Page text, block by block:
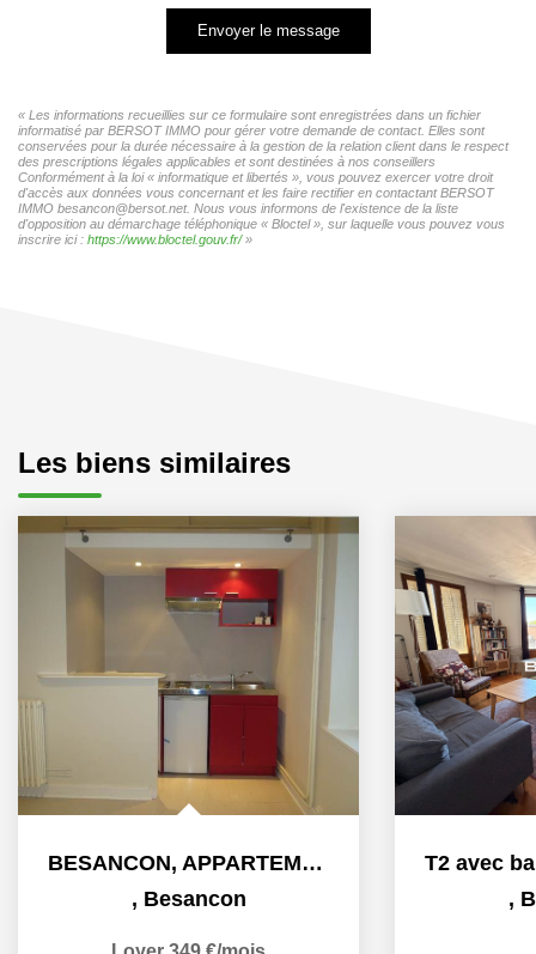
Envoyer le message
« Les informations recueillies sur ce formulaire sont enregistrées dans un fichier
informatisé par BERSOT IMMO pour gérer votre demande de contact. Elles sont
conservées pour la durée nécessaire à la gestion de la relation client dans le respect
des prescriptions légales applicables et sont destinées à nos conseillers
Conformément à la loi « informatique et libertés », vous pouvez exercer votre droit
d'accès aux données vous concernant et les faire rectifier en contactant BERSOT
IMMO besancon@bersot.net. Nous vous informons de l'existence de la liste
d'opposition au démarchage téléphonique « Bloctel », sur laquelle vous pouvez vous
inscrire ici : https://www.bloctel.gouv.fr/»
Les biens similaires
BESANCON, APPARTEMENT STUDIO, QUARTIER VIEUX BREGILLE
, Besancon ,